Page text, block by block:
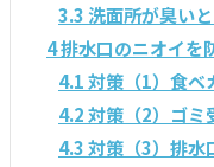
3.3洗面所が臭い
4排水口のニオイを
4.1対策（1）食べ
4.2対策（2）ゴミ
4.3対策（3）排水